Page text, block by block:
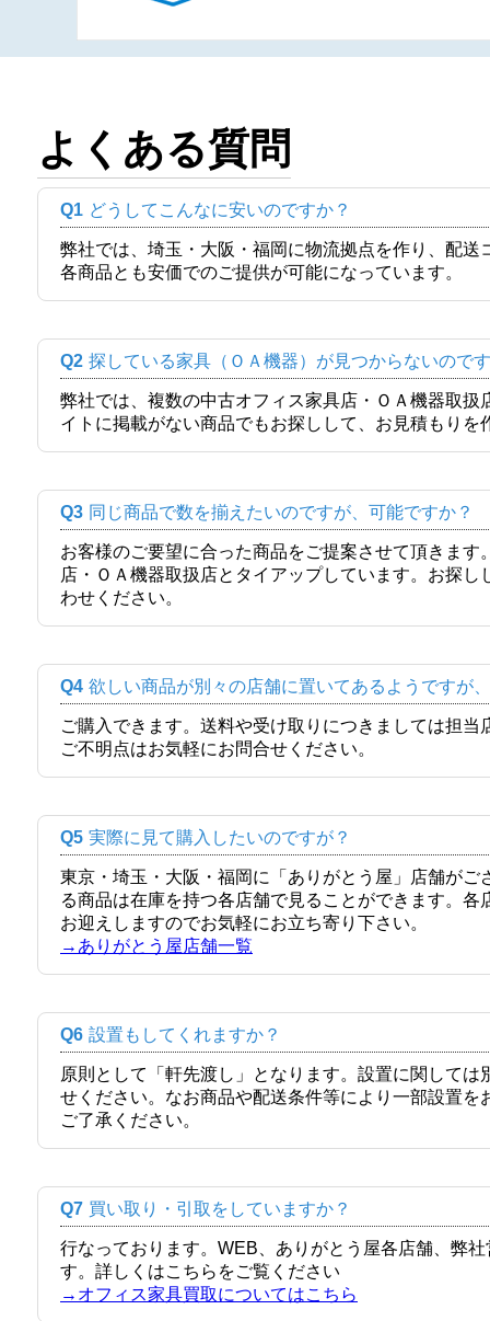
よくある質問
Q1 どうしてこんなに安いのですか？
弊社では、埼玉・大阪・福岡に物流拠点を作り、配
各商品とも安価でのご提供が可能になっています。
Q2 探している家具（ＯＡ機器）が見つからないので
弊社では、複数の中古オフィス家具店・ＯＡ機器取
イトに掲載がない商品でもお探しして、お見積もりを
Q3 同じ商品で数を揃えたいのですが、可能ですか？
お客様のご要望に合った商品をご提案させて頂きま
店・ＯＡ機器取扱店とタイアップしています。お探
わせください。
Q4 欲しい商品が別々の店舗に置いてあるようですが
ご購入できます。送料や受け取りにつきましては担
ご不明点はお気軽にお問合せください。
Q5 実際に見て購入したいのですが？
東京・埼玉・大阪・福岡に「ありがとう屋」店舗が
る商品は在庫を持つ各店舗で見ることができます。
お迎えしますのでお気軽にお立ち寄り下さい。
→ありがとう屋店舗一覧
Q6 設置もしてくれますか？
原則として「軒先渡し」となります。設置に関して
せください。なお商品や配送条件等により一部設置
ご了承ください。
Q7 買い取り・引取をしていますか？
行なっております。WEB、ありがとう屋各店舗、弊
す。詳しくはこちらをご覧ください
→オフィス家具買取についてはこちら